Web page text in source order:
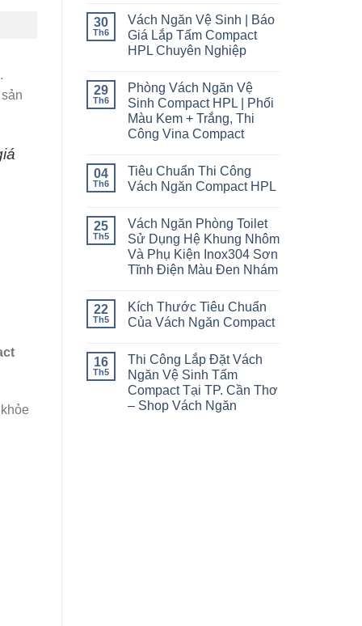
30
Th6
Vách Ngăn Vệ Sinh | Báo
Giá Lắp Tấm Compact
HPL Chuyên Nghiệp
29
Th6
Phòng Vách Ngăn Vệ
Sinh Compact HPL | Phối
Màu Kem + Trắng, Thi
Công Vina Compact
04
Th6
Tiêu Chuẩn Thi Công
Vách Ngăn Compact HPL
25
Th5
Vách Ngăn Phòng Toilet
Sử Dụng Hệ Khung Nhôm
Và Phụ Kiện Inox304 Sơn
Tĩnh Điện Màu Đen Nhám
22
Th5
Kích Thước Tiêu Chuẩn
Của Vách Ngăn Compact
16
Th5
Thi Công Lắp Đặt Vách
Ngăn Vệ Sinh Tấm
Compact Tại TP. Cần Thơ
– Shop Vách Ngăn